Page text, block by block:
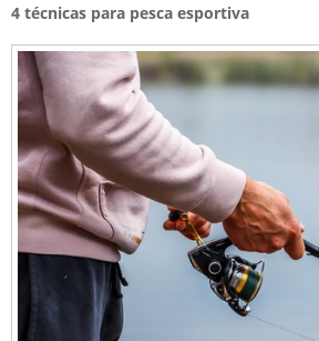
4 técnicas para pesca esportiva